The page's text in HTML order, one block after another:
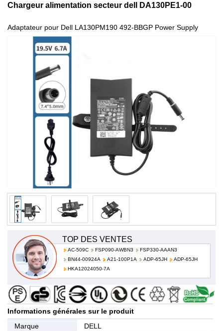
Chargeur alimentation secteur dell DA130PE1-00
Adaptateur pour Dell LA130PM190 492-BBGP Power Supply
Charger 100-240V 50-60Hz (for worldwide use) DA130PE1-00
K5294 NADP-130AB PA-1131-02D 310-4180 D1078 HP-
AD130B13P TC887 W1828 09Y819 0W1828 310-6580 9Y8193
TOP DES VENTES
AC-509C FSP090-AWBN3
FSP330-AAAN3
BN44-00924A
A21-100P1A ADP-65JH
ADP-65JH
HKA12024050-7A
Informations générales sur le produit
Marque
DELL